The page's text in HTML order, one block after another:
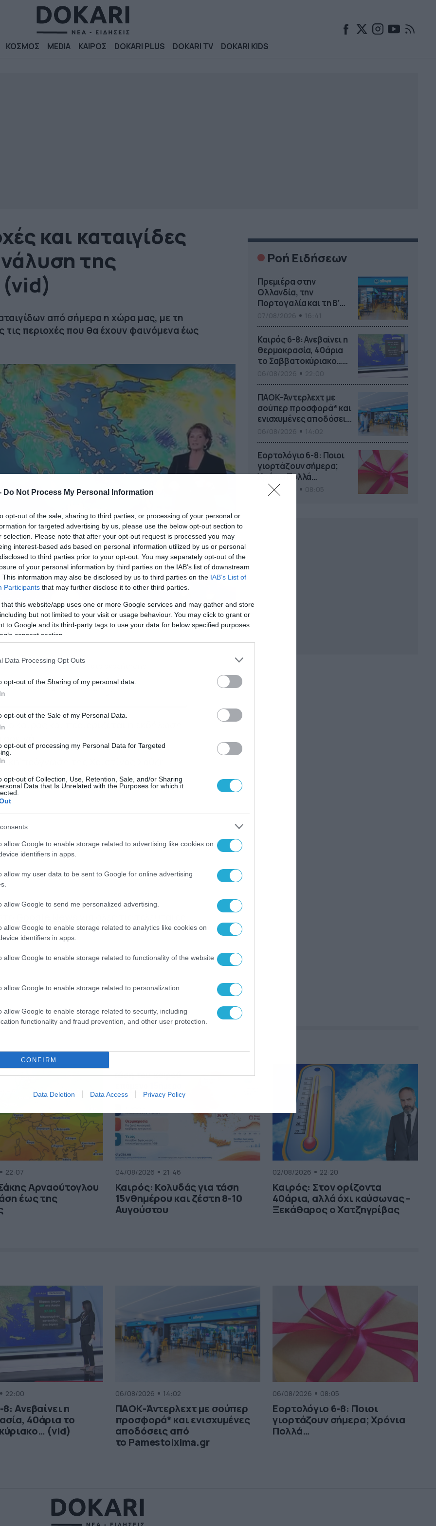
Do Not Process My Personal Information
opt-out of the sale, sharing to third parties, or processing of your personal or
for targeted advertising by us, please use the below opt-out section to
selection. Please note that after your opt-out request is processed you may
interest-based ads based on personal information utilized by us or personal
to third parties prior to your opt-out. You may separately opt-out of the
of your personal information by third parties on the IAB’s list of downstream
This information may also be disclosed by us to third parties on the IAB’s List of
Participants that may further disclose it to other third parties.
that this website/app uses one or more Google services and may gather and store
but not limited to your visit or usage behaviour. You may click to grant or
to Google and its third-party tags to use your data for below specified purposes
consent section.
Data Processing Opt Outs
opt-out of the Sharing of my personal data.
opt-out of the Sale of my Personal Data.
opt-out of processing my Personal Data for Targeted
opt-out of Collection, Use, Retention, Sale, and/or Sharing
Data that Is Unrelated with the Purposes for which it
allow Google to enable storage related to advertising like cookies on
identifiers in apps.
allow my user data to be sent to Google for online advertising
allow Google to send me personalized advertising.
allow Google to enable storage related to analytics like cookies on
identifiers in apps.
allow Google to enable storage related to functionality of the website
allow Google to enable storage related to personalization.
allow Google to enable storage related to security, including
functionality and fraud prevention, and other user protection.
CONFIRM
Data Deletion Data Access Privacy Policy
ΚΟΣΜΟΣ MEDIA ΚΑΙΡΟΣ DOKARI PLUS DOKARI TV DOKARI KIDS
και καταιγίδες
της
(vid)
από σήμερα η χώρα μας, με τη
τις περιοχές που θα έχουν φαινόμενα έως
22.05.2026-08:40
άρθρα στα αποτελέσματα αναζήτησης
του dokari.gr στην Google
καιρός και περιορίζεται η εκδήλωση
πρόγνωση της Χριστίνας Σούζη.
Ροή Ειδήσεων
Πρεμιέρα στην
Ολλανδία, την
Πορτογαλία και τη Β’
Γερμανίας με πολλές
στοιχηματικές
επιλογές από το ΠΑΜΕ
ΣΤΟΙΧΗΜΑ
Καιρός 6-8: Ανεβαίνει η
θερμοκρασία, 40άρια
το Σαββατοκύριακο…
ΠΑΟΚ-Άντερλεχτ με
σούπερ προσφορά* και
ενισχυμένες αποδόσεις
το Pamestoixima.gr
Εορτολόγιο 6-8: Ποιοι
γιορτάζουν σήμερα;
Χρόνια Πολλά…
06/08/2026
22:07
Αρναούτογλου
έως της
04/08/2026 21:46
Καιρός: Κολυδάς για τάση
15νθημέρου και ζέστη 8-10
Αυγούστου
02/08/2026 22:20
Καιρός: Στον ορίζοντα
40άρια, αλλά όχι καύσωνας –
Ξεκάθαρος ο Χατζηγρίβας
22:00
Ανεβαίνει η
40άρια το
(vid)
06/08/2026 14:02
ΠΑΟΚ-Άντερλεχτ με σούπερ
προσφορά* και ενισχυμένες
αποδόσεις από
το Pamestoixima.gr
06/08/2026 08:05
Εορτολόγιο 6-8: Ποιοι
γιορτάζουν σήμερα; Χρόνια
Πολλά…